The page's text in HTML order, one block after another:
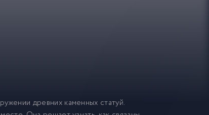
древних каменных статуй.